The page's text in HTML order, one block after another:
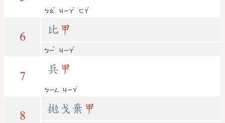
ㄅㄠ
ˇ
ㄐㄧㄚ
ˇ
ㄈㄚ
ˇ
6
比 甲
ㄅㄧ
ˇ
ㄐㄧㄚ
ˇ
7
兵 甲
ㄅㄧㄥ ㄐㄧㄚ
ˇ
8
拋戈棄 甲